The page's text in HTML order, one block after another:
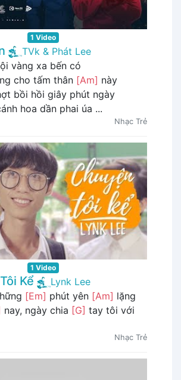
1 Video
TVk & Phát Lee
vàng xa bến có
cho tấm thân [Am] này
bồi hồi giây phút ngày
hoa dần phai úa ...
Nhạc Trẻ
1 Video
Kể
Lynk Lee
[Em] phút yên [Am] lặng
nay, ngày chia [G] tay tôi với
Nhạc Trẻ